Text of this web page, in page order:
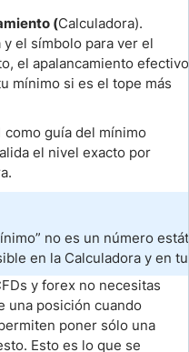
(Calculadora).
el símbolo para ver el
el apalancamiento efectivo
mínimo si es el tope más
como guía del mínimo
el nivel exacto por
no es un número
en la Calculadora y en
y forex no necesitas
una posición cuando
poner sólo una
Esto es lo que se